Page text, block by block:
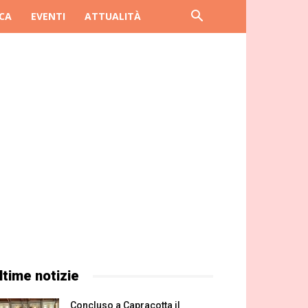
EVENTI ATTUALITÀ
notizie
Concluso a Capracotta il